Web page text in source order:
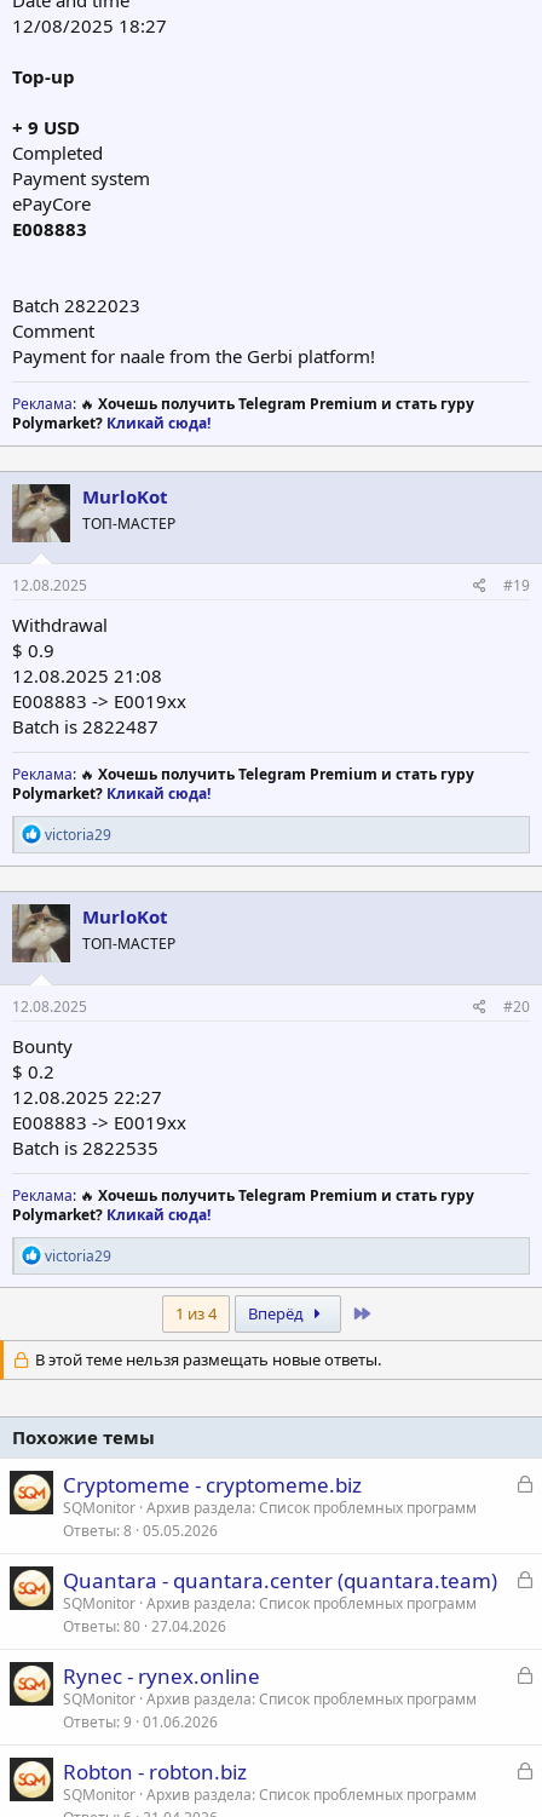
12/08/2025 18:27
Top-up
+ 9 USD
Completed
Payment system
ePayCore
E008883
Batch 2822023
Comment
Payment for naale from the Gerbi platform!
Реклама: 🔥 Хочешь получить Telegram Premium и стать гуру
Polymarket? Кликай сюда!
MurloKot
ТОП-МАСТЕР
12.08.2025 #19
Withdrawal
$ 0.9
12.08.2025 21:08
E008883 -> E0019xx
Batch is 2822487
Реклама: 🔥 Хочешь получить Telegram Premium и стать гуру
Polymarket? Кликай сюда!
Р
е
а
к
ц
и
и
:
victoria29
MurloKot
ТОП-МАСТЕР
12.08.2025 #20
Bounty
$ 0.2
12.08.2025 22:27
E008883 -> E0019xx
Batch is 2822535
Реклама: 🔥 Хочешь получить Telegram Premium и стать гуру
Polymarket? Кликай сюда!
Р
е
а
и
victoria29
1 из 4 Вперёд
В этой теме нельзя размещать новые ответы.
Похожие темы
З
Cryptomeme - cryptomeme.biz
SQMonitor Архив раздела: Список проблемных программ
Ответы 8 05.05.2026
З
Quantara - quantara.center (quantara.team)
SQMonitor Архив раздела: Список проблемных программ
Ответы 80 27.04.2026
З
Rynec - rynex.online
SQMonitor Архив раздела: Список проблемных программ
Ответы 9 01.06.2026
З
Robton - robton.biz
SQMonitor Архив раздела: Список проблемных программ